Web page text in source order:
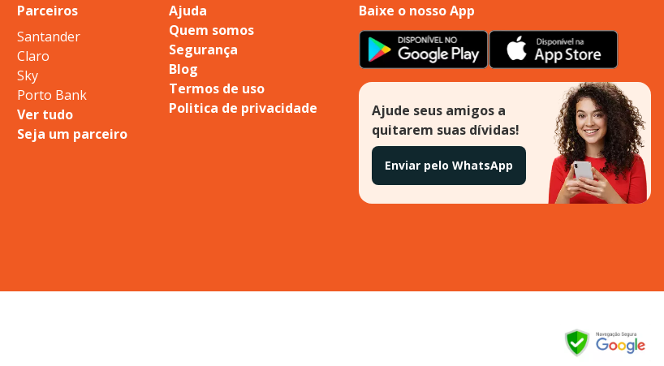
Parceiros
Santander
Claro
Sky
Porto Bank
Ver tudo
Seja um parceiro
Ajuda
Quem somos
Segurança
Blog
Termos de uso
Politica de privacidade
Baixe o nosso App
Ajude seus amigos a
quitarem suas dívidas!
Enviar pelo WhatsApp